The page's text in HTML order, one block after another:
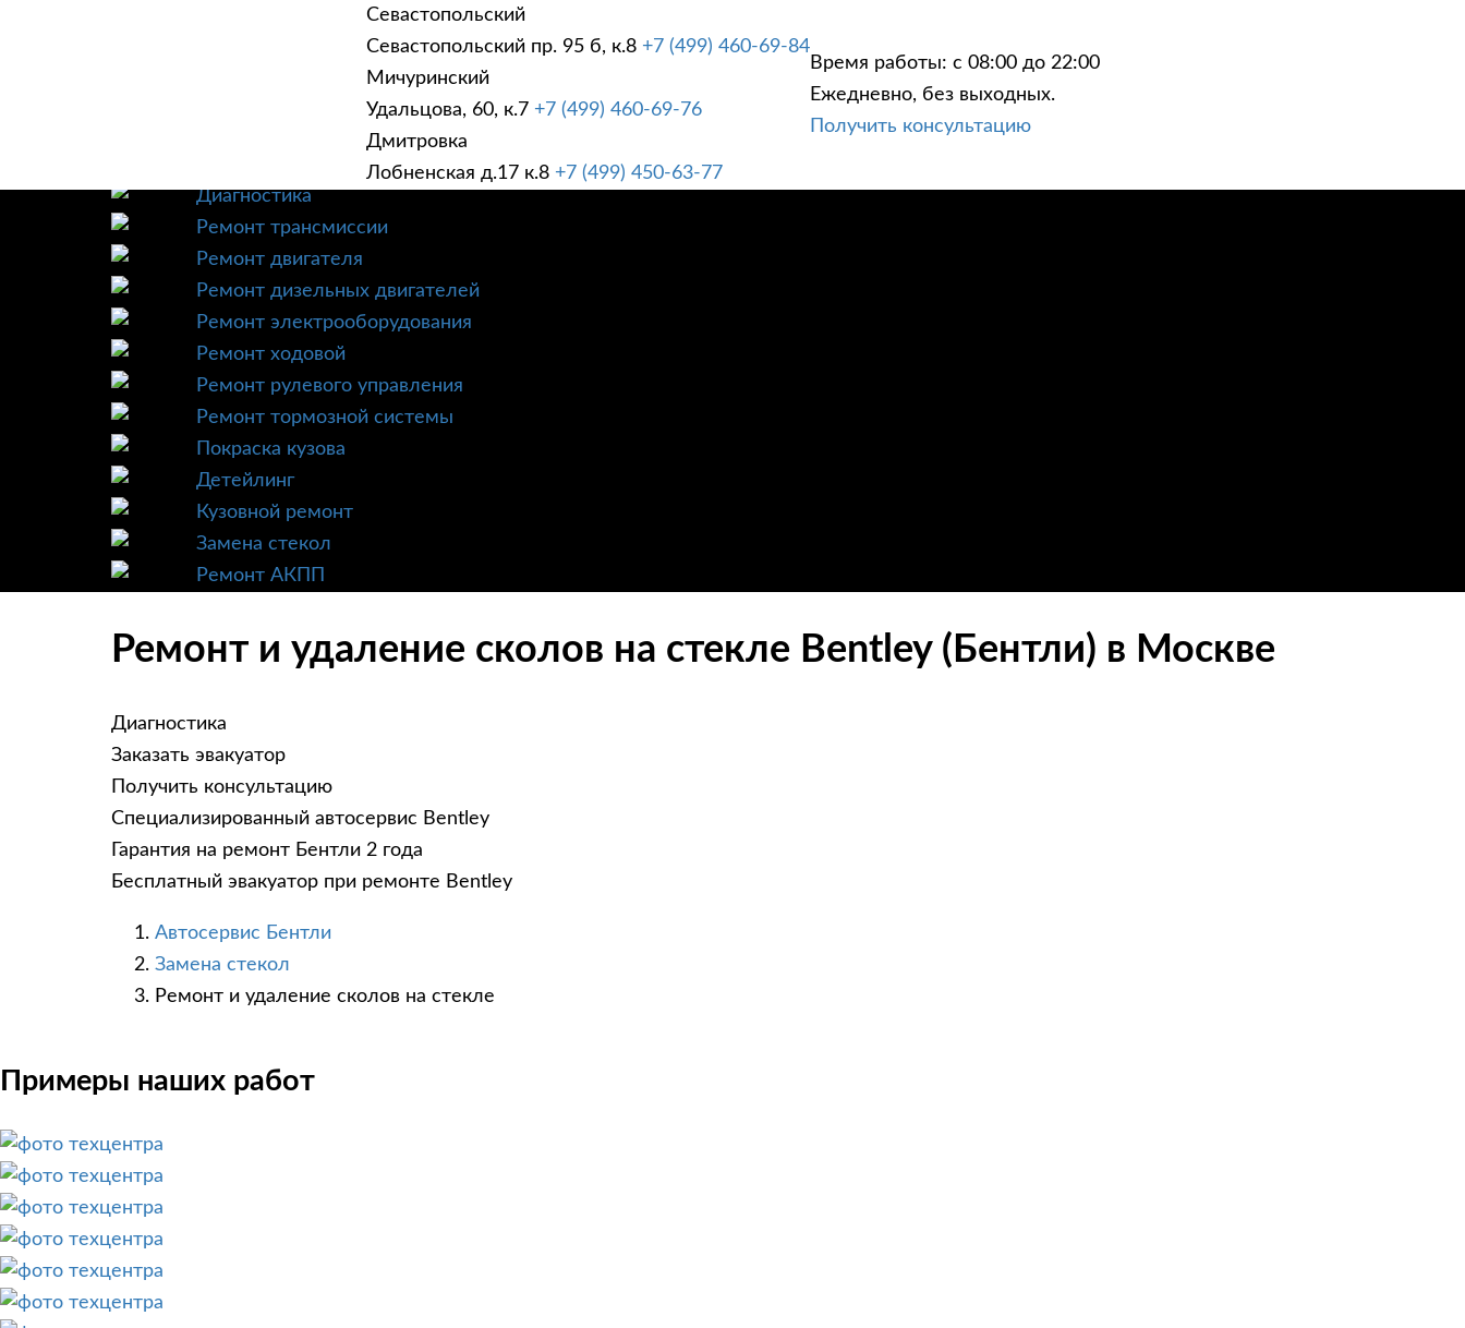
Севастопольский
Севастопольский пр. 95 б, к.8 +7 (499) 460-69-84
Мичуринский
Удальцова, 60, к.7 +7 (499) 460-69-76
Дмитровка
Лобненская д.17 к.8 +7 (499) 450-63-77
Время работы: с 08:00 до 22:00
Ежедневно, без выходных.
Получить консультацию
УСЛУГИ АКЦИИ
Техническое обслуживание
Диагностика
Ремонт трансмиссии
Ремонт двигателя
Ремонт дизельных двигателей
Ремонт электрооборудования
Ремонт ходовой
Ремонт рулевого управления
Ремонт тормозной системы
Покраска кузова
Детейлинг
Кузовной ремонт
Замена стекол
Ремонт АКПП
Ремонт и удаление сколов на стекле Bentley (Бентли) в Москве
Диагностика
Заказать эвакуатор
Получить консультацию
Специализированный автосервис Bentley
Гарантия на ремонт Бентли 2 года
Бесплатный эвакуатор при ремонте Bentley
Автосервис Бентли
Замена стекол
Ремонт и удаление сколов на стекле
Примеры наших работ